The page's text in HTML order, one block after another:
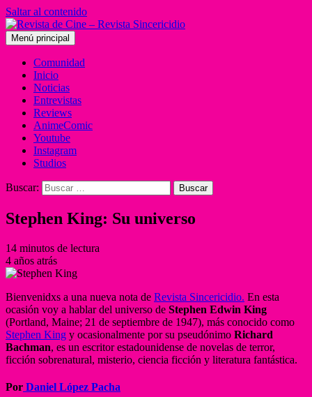
Saltar al contenido
Menú principal
Comunidad
Inicio
Noticias
Entrevistas
Reviews
AnimeComic
Youtube
Instagram
Studios
Buscar:
Stephen King: Su universo
14 minutos de lectura
4 años atrás
Bienvenidxs a una nueva nota de Revista Sincericidio. En esta
ocasión voy a hablar del universo de Stephen Edwin King
(Portland, Maine; 21 de septiembre de 1947), más conocido como
Stephen King y ocasionalmente por su pseudónimo Richard
Bachman, es un escritor estadounidense de novelas de terror,
ficción sobrenatural, misterio, ciencia ficción y literatura fantástica.
Por Daniel López Pacha